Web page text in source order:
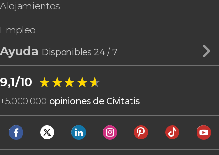
Alojamientos
Empleo
Ayuda Disponibles 24 / 7
9,1/10 ★★★★★
★★★★★
+5.000.000 opiniones de Civitatis